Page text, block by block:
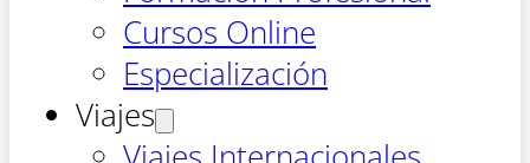
Cursos Online
Especialización
Viajes